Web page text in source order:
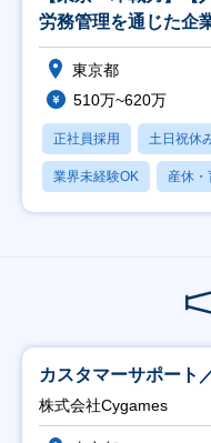
労務管理を通じた企
マネー
東京都
510万~620万
正社員採用 土日祝休
業界未経験OK 産休・
カスタマーサポート
株式会社Cygames